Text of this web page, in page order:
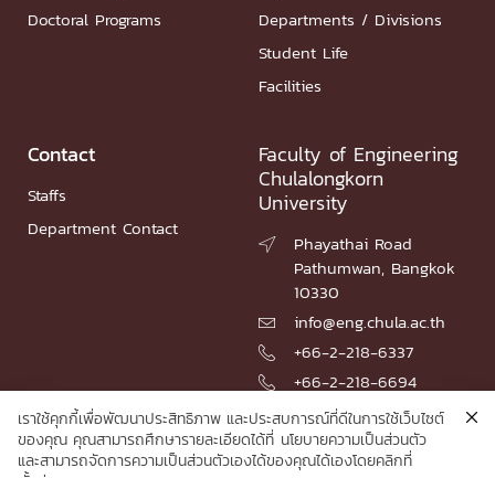
Doctoral Programs
Departments / Divisions
Student Life
Facilities
Contact
Staffs
Department Contact
Faculty of Engineering
Chulalongkorn
University

Phayathai Road
Pathumwan, Bangkok
10330
 info@eng.chula.ac.th
 +66-2-218-6337
 +66-2-218-6694
เราใช้คุกกี้เพื่อพัฒนาประสิทธิภาพ และประสบการณ์ที่ดีในการใช้เว็บไซต์
ของคุณ คุณสามารถศึกษารายละเอียดได้ที่ นโยบายความเป็นส่วนตัว
และสามารถจัดการความเป็นส่วนตัวเองได้ของคุณได้เองโดยคลิกที่